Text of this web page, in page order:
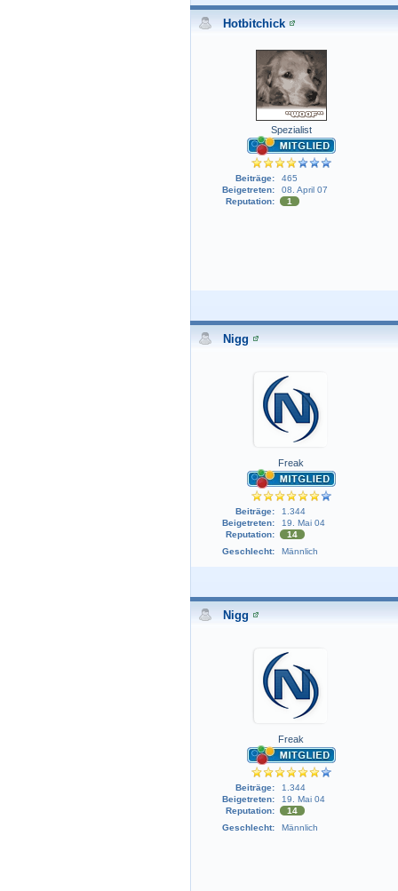
Hotbitchick
Spezialist
Beiträge:
465
Beigetreten:
08. April 07
Reputation:
1
Nigg
Freak
Beiträge:
1.344
Beigetreten:
19. Mai 04
Reputation:
14
Geschlecht:
Männlich
Nigg
Freak
Beiträge:
1.344
Beigetreten:
19. Mai 04
Reputation:
14
Geschlecht:
Männlich